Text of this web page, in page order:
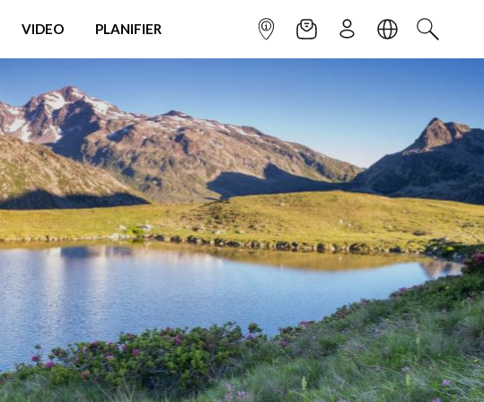
VIDEO PLANIFIER POINT INFONEWSLETTER
S'INSCRIRELANGUE